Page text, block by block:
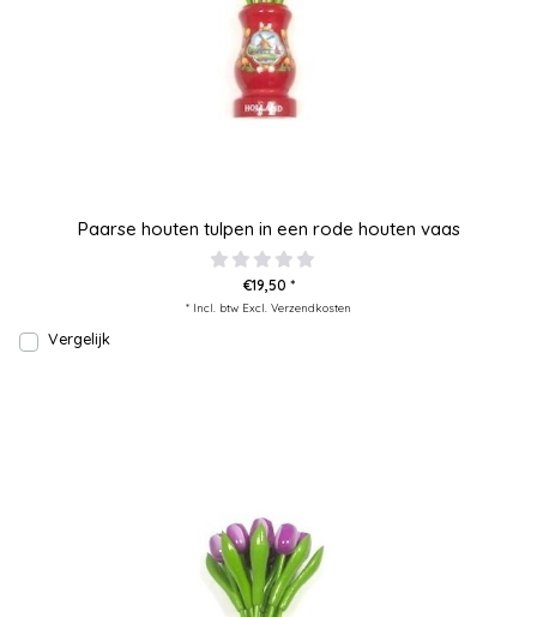
Paarse houten tulpen in een rode houten vaas
€19,50 *
* Incl. btw Excl. Verzendkosten
Vergelijk